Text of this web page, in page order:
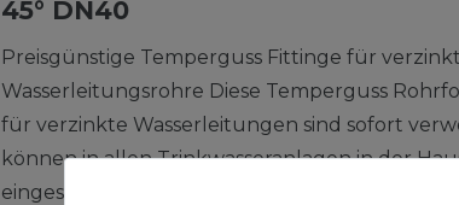
45° DN40
Preisgünstige Temperguss Fittinge für
Wasserleitungsrohre Diese Temperguss
für verzinkte Wasserleitungen sind sofort
können in allen Trinkwasseranlagen in der
eingesetzt werden. Unsere Temperguss